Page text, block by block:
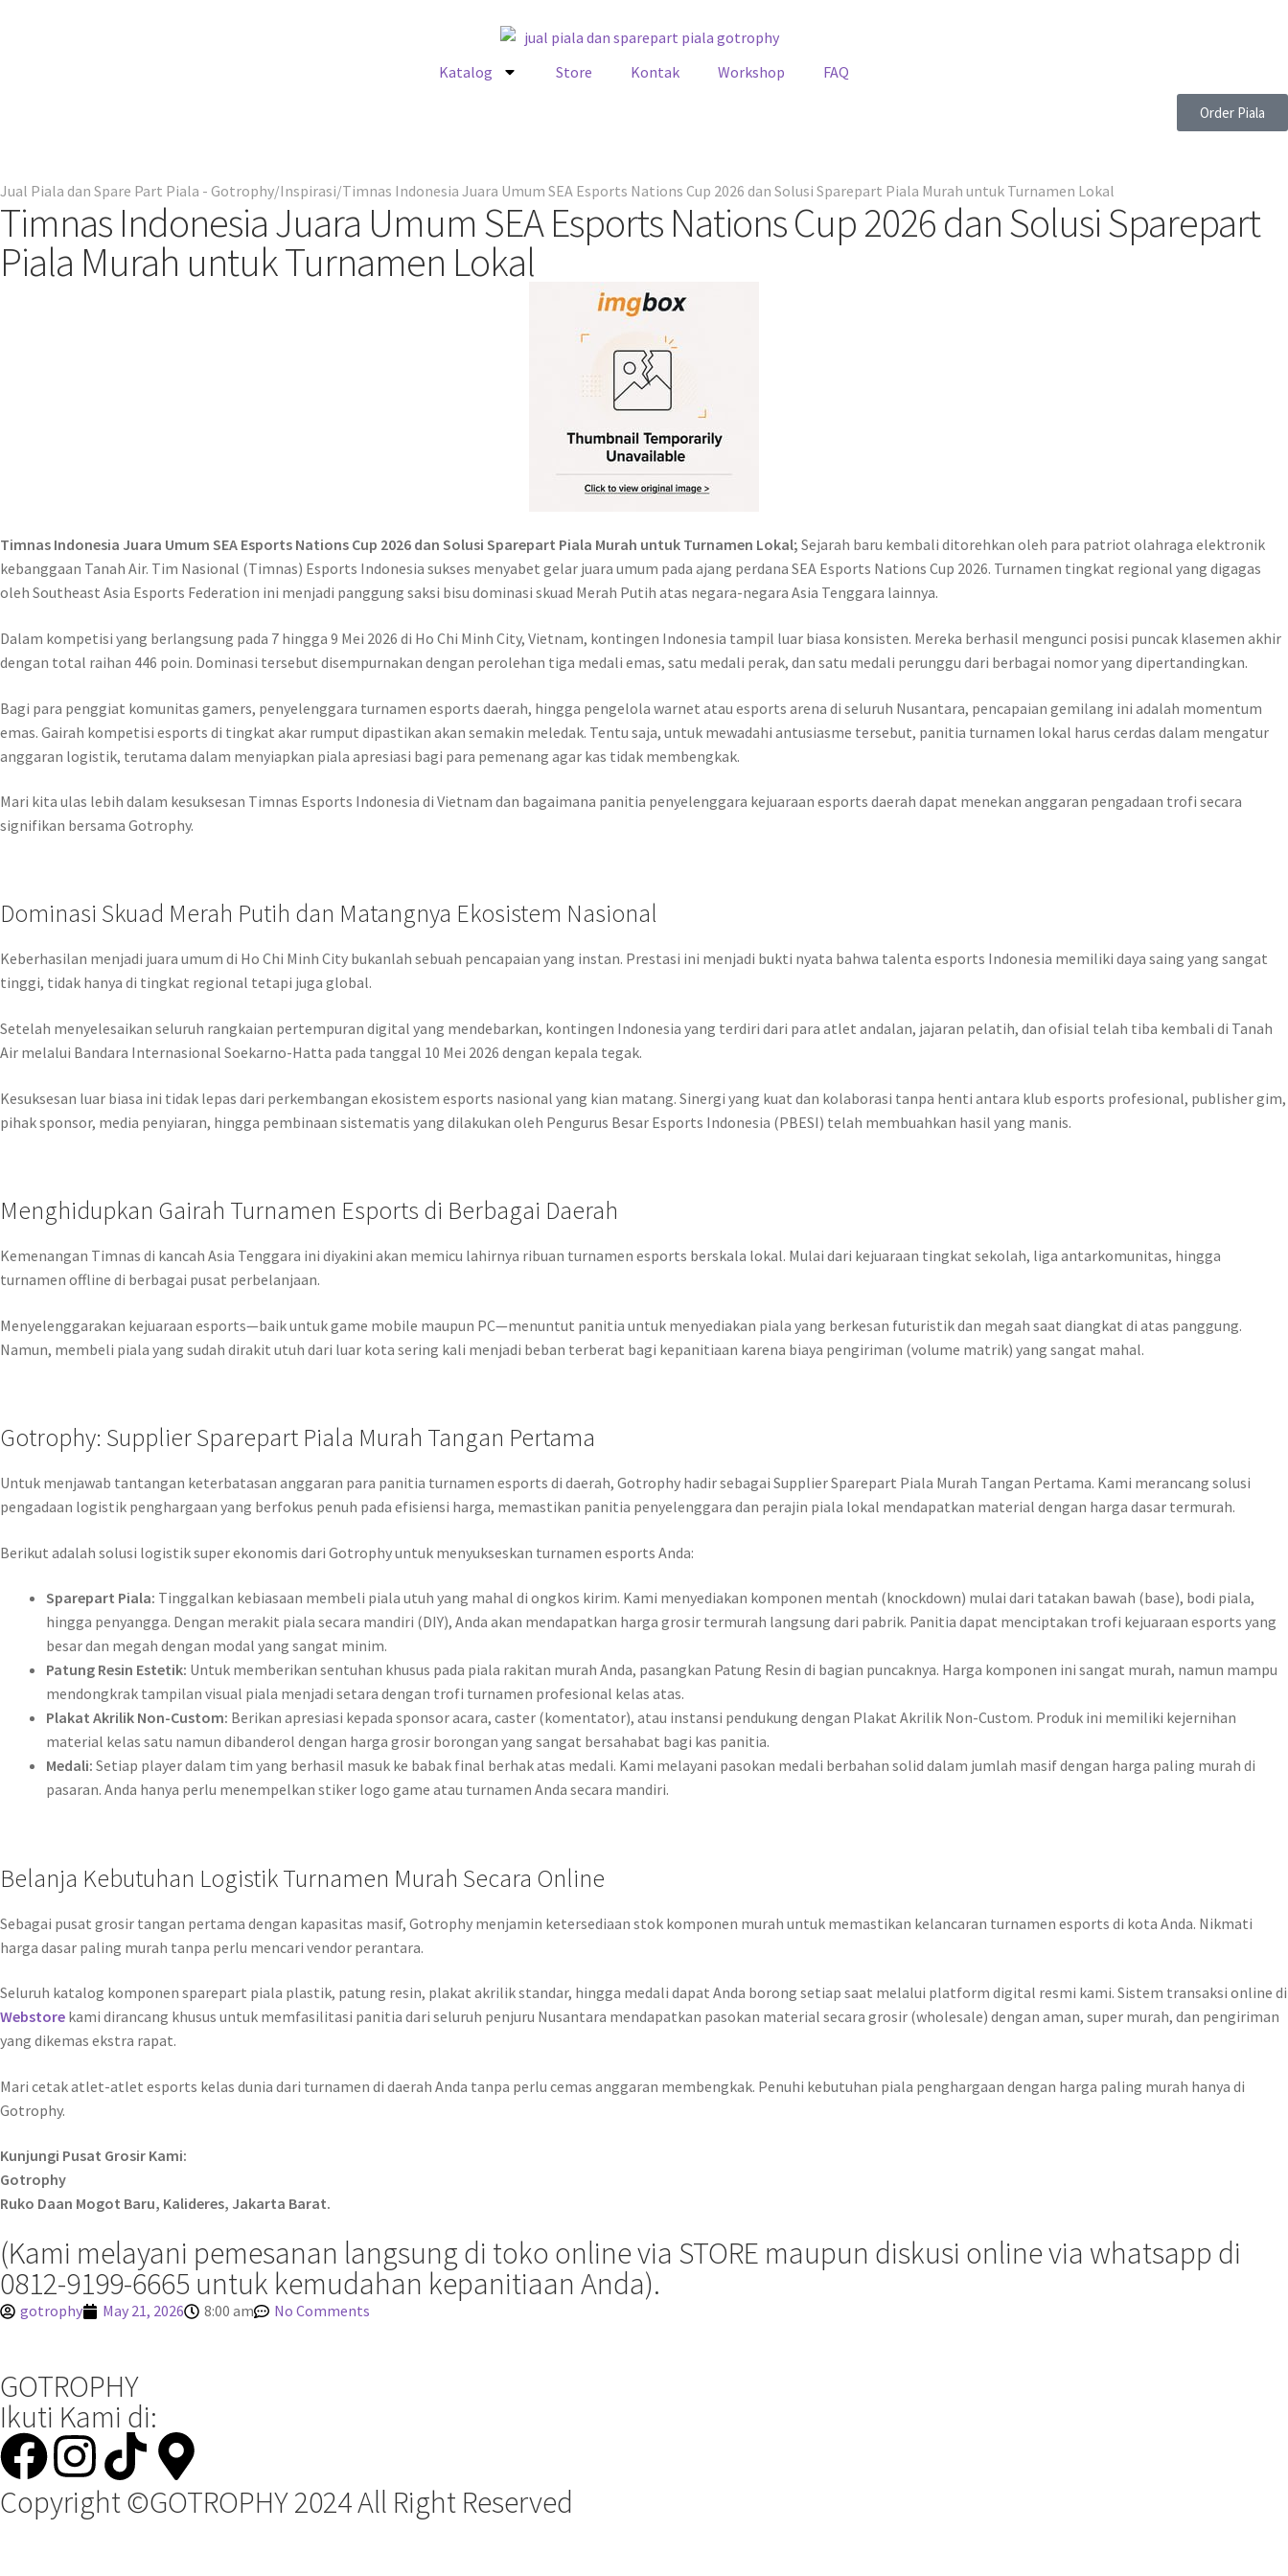
Katalog Store Kontak Workshop FAQ
Order Piala
Jual Piala dan Spare Part Piala - Gotrophy Inspirasi Timnas Indonesia Juara Umum SEA Esports Nations Cup 2026 dan Solusi Sparepart Piala Murah untuk Turnamen Lokal
Timnas Indonesia Juara Umum SEA Esports Nations Cup 2026 dan Solusi Sparepart
Piala Murah untuk Turnamen Lokal
Timnas Indonesia Juara Umum SEA Esports Nations Cup 2026 dan Solusi Sparepart Piala Murah untuk Turnamen Lokal; Sejarah baru kembali ditorehkan oleh para patriot olahraga elektronik
kebanggaan Tanah Air. Tim Nasional (Timnas) Esports Indonesia sukses menyabet gelar juara umum pada ajang perdana SEA Esports Nations Cup 2026. Turnamen tingkat regional yang digagas
oleh Southeast Asia Esports Federation ini menjadi panggung saksi bisu dominasi skuad Merah Putih atas negara-negara Asia Tenggara lainnya.
Dalam kompetisi yang berlangsung pada 7 hingga 9 Mei 2026 di Ho Chi Minh City, Vietnam, kontingen Indonesia tampil luar biasa konsisten. Mereka berhasil mengunci posisi puncak klasemen akhir
dengan total raihan 446 poin. Dominasi tersebut disempurnakan dengan perolehan tiga medali emas, satu medali perak, dan satu medali perunggu dari berbagai nomor yang dipertandingkan.
Bagi para penggiat komunitas gamers, penyelenggara turnamen esports daerah, hingga pengelola warnet atau esports arena di seluruh Nusantara, pencapaian gemilang ini adalah momentum
emas. Gairah kompetisi esports di tingkat akar rumput dipastikan akan semakin meledak. Tentu saja, untuk mewadahi antusiasme tersebut, panitia turnamen lokal harus cerdas dalam mengatur
anggaran logistik, terutama dalam menyiapkan piala apresiasi bagi para pemenang agar kas tidak membengkak.
Mari kita ulas lebih dalam kesuksesan Timnas Esports Indonesia di Vietnam dan bagaimana panitia penyelenggara kejuaraan esports daerah dapat menekan anggaran pengadaan trofi secara
signifikan bersama Gotrophy.
Dominasi Skuad Merah Putih dan Matangnya Ekosistem Nasional
Keberhasilan menjadi juara umum di Ho Chi Minh City bukanlah sebuah pencapaian yang instan. Prestasi ini menjadi bukti nyata bahwa talenta esports Indonesia memiliki daya saing yang sangat
tinggi, tidak hanya di tingkat regional tetapi juga global.
Setelah menyelesaikan seluruh rangkaian pertempuran digital yang mendebarkan, kontingen Indonesia yang terdiri dari para atlet andalan, jajaran pelatih, dan ofisial telah tiba kembali di Tanah
Air melalui Bandara Internasional Soekarno-Hatta pada tanggal 10 Mei 2026 dengan kepala tegak.
Kesuksesan luar biasa ini tidak lepas dari perkembangan ekosistem esports nasional yang kian matang. Sinergi yang kuat dan kolaborasi tanpa henti antara klub esports profesional, publisher gim,
pihak sponsor, media penyiaran, hingga pembinaan sistematis yang dilakukan oleh Pengurus Besar Esports Indonesia (PBESI) telah membuahkan hasil yang manis.
Menghidupkan Gairah Turnamen Esports di Berbagai Daerah
Kemenangan Timnas di kancah Asia Tenggara ini diyakini akan memicu lahirnya ribuan turnamen esports berskala lokal. Mulai dari kejuaraan tingkat sekolah, liga antarkomunitas, hingga
turnamen offline di berbagai pusat perbelanjaan.
Menyelenggarakan kejuaraan esports—baik untuk game mobile maupun PC—menuntut panitia untuk menyediakan piala yang berkesan futuristik dan megah saat diangkat di atas panggung.
Namun, membeli piala yang sudah dirakit utuh dari luar kota sering kali menjadi beban terberat bagi kepanitiaan karena biaya pengiriman (volume matrik) yang sangat mahal.
Gotrophy: Supplier Sparepart Piala Murah Tangan Pertama
Untuk menjawab tantangan keterbatasan anggaran para panitia turnamen esports di daerah, Gotrophy hadir sebagai Supplier Sparepart Piala Murah Tangan Pertama. Kami merancang solusi
pengadaan logistik penghargaan yang berfokus penuh pada efisiensi harga, memastikan panitia penyelenggara dan perajin piala lokal mendapatkan material dengan harga dasar termurah.
Berikut adalah solusi logistik super ekonomis dari Gotrophy untuk menyukseskan turnamen esports Anda:
Sparepart Piala: Tinggalkan kebiasaan membeli piala utuh yang mahal di ongkos kirim. Kami menyediakan komponen mentah (knockdown) mulai dari tatakan bawah (base), bodi piala,
hingga penyangga. Dengan merakit piala secara mandiri (DIY), Anda akan mendapatkan harga grosir termurah langsung dari pabrik. Panitia dapat menciptakan trofi kejuaraan esports yang
besar dan megah dengan modal yang sangat minim.
Patung Resin Estetik: Untuk memberikan sentuhan khusus pada piala rakitan murah Anda, pasangkan Patung Resin di bagian puncaknya. Harga komponen ini sangat murah, namun mampu
mendongkrak tampilan visual piala menjadi setara dengan trofi turnamen profesional kelas atas.
Plakat Akrilik Non-Custom: Berikan apresiasi kepada sponsor acara, caster (komentator), atau instansi pendukung dengan Plakat Akrilik Non-Custom. Produk ini memiliki kejernihan
material kelas satu namun dibanderol dengan harga grosir borongan yang sangat bersahabat bagi kas panitia.
Medali: Setiap player dalam tim yang berhasil masuk ke babak final berhak atas medali. Kami melayani pasokan medali berbahan solid dalam jumlah masif dengan harga paling murah di
pasaran. Anda hanya perlu menempelkan stiker logo game atau turnamen Anda secara mandiri.
Belanja Kebutuhan Logistik Turnamen Murah Secara Online
Sebagai pusat grosir tangan pertama dengan kapasitas masif, Gotrophy menjamin ketersediaan stok komponen murah untuk memastikan kelancaran turnamen esports di kota Anda. Nikmati
harga dasar paling murah tanpa perlu mencari vendor perantara.
Seluruh katalog komponen sparepart piala plastik, patung resin, plakat akrilik standar, hingga medali dapat Anda borong setiap saat melalui platform digital resmi kami. Sistem transaksi online di
Webstore kami dirancang khusus untuk memfasilitasi panitia dari seluruh penjuru Nusantara mendapatkan pasokan material secara grosir (wholesale) dengan aman, super murah, dan pengiriman
yang dikemas ekstra rapat.
Mari cetak atlet-atlet esports kelas dunia dari turnamen di daerah Anda tanpa perlu cemas anggaran membengkak. Penuhi kebutuhan piala penghargaan dengan harga paling murah hanya di
Gotrophy.
Kunjungi Pusat Grosir Kami:
Gotrophy
Ruko Daan Mogot Baru, Kalideres, Jakarta Barat.
(Kami melayani pemesanan langsung di toko online via STORE maupun diskusi online via whatsapp di
0812-9199-6665 untuk kemudahan kepanitiaan Anda).
gotrophy May 21, 2026 8:00 am No Comments
GOTROPHY
Ikuti Kami di:
Copyright ©GOTROPHY 2024 All Right Reserved